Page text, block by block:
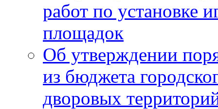
работ по установке
площадок
Об утверждении
из бюджета
дворовых